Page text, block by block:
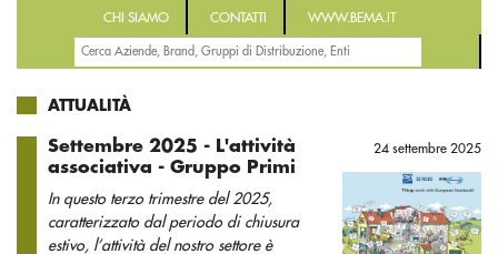
CHI SIAMO CONTATTI WWW.BEMA.IT
ATTUALITÀ
Settembre 2025 - L'attività
associativa - Gruppo Primi
In questo terzo trimestre del 2025,
caratterizzato dal periodo di chiusura
estivo, l’attività del nostro settore è
24 settembre 2025